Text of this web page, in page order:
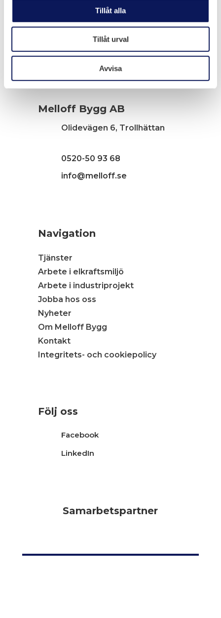
Tillåt alla
Tillåt urval
Avvisa
Melloff Bygg AB
Olidevägen 6, Trollhättan
0520-50 93 68
info@melloff.se
Navigation
Tjänster
Arbete i elkraftsmiljö
Arbete i industriprojekt
Jobba hos oss
Nyheter
Om Melloff Bygg
Kontakt
Integritets- och cookiepolicy
Följ oss
Facebook
LinkedIn
Samarbetspartner